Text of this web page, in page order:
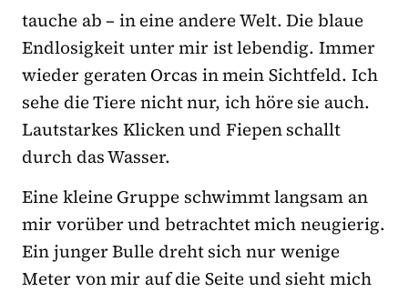
tauche ab – in eine andere Welt. Die blaue
Endlosigkeit unter mir ist lebendig. Immer
wieder geraten Orcas in mein Sichtfeld. Ich
sehe die Tiere nicht nur, ich höre sie auch.
Lautstarkes Klicken und Fiepen schallt
durch das Wasser.
Eine kleine Gruppe schwimmt langsam an
mir vorüber und betrachtet mich neugierig.
Ein junger Bulle dreht sich nur wenige
Meter von mir auf die Seite und sieht mich